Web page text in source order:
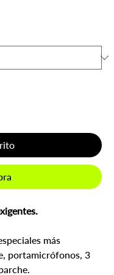
más
portamicrófonos, 3